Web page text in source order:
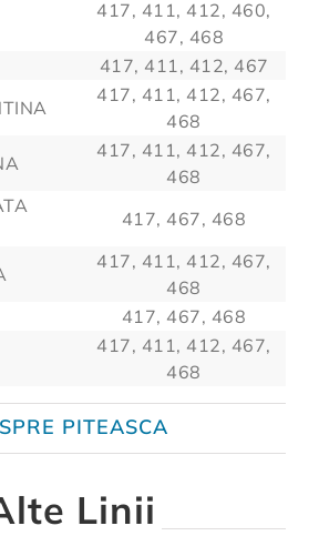
417, 411, 412, 460,
467, 468
417, 411, 412, 467
417, 411, 412, 467,
468
417, 411, 412, 467,
468
417, 467, 468
417, 411, 412, 467,
468
417, 467, 468
417, 411, 412, 467,
468
PITEASCA
Linii